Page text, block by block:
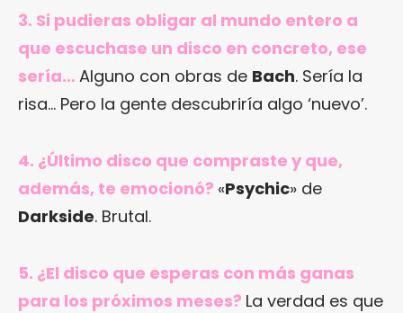
3. Si pudieras obligar al mundo entero a
que escuchase un disco en concreto, ese
sería… Alguno con obras de Bach. Sería la
risa… Pero la gente descubriría algo ‘nuevo’.
4. ¿Último disco que compraste y que,
además, te emocionó? «Psychic» de
Darkside. Brutal.
5. ¿El disco que esperas con más ganas
para los próximos meses? La verdad es que